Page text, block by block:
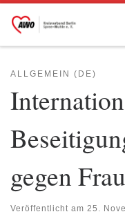
Zum Inhalt springen
ALLGEMEIN (DE)
gegen
Veröffentlicht am 25.